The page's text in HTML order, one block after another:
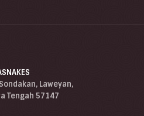
Laweyan,
Tengah 57147